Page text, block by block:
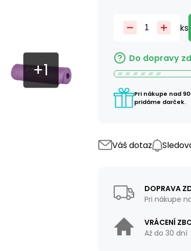
ks
Do dopravy
Pri nákupe nad
pridáme darček.
Váš dotaz
DOPRAVA
Pri nákupe
VRÁCENÍ
Až do 30 dní